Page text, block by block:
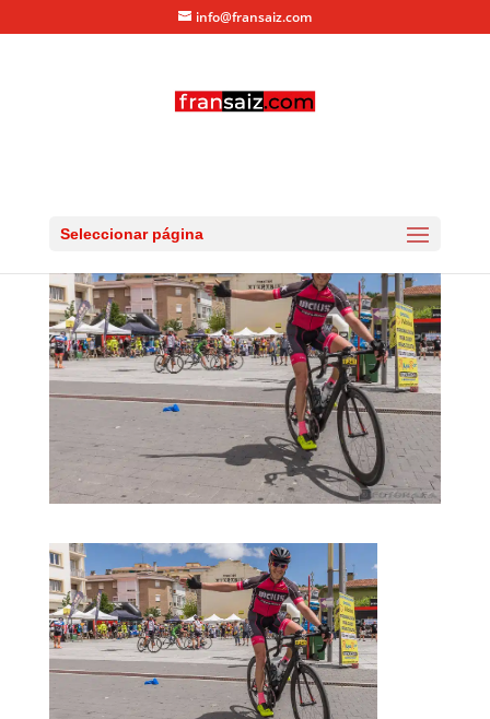
info@fransaiz.com
Seleccionar página